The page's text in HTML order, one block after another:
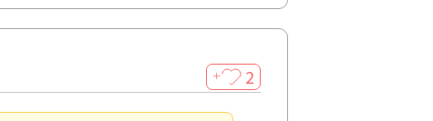
＋ 2